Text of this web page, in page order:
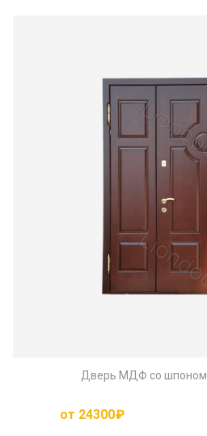
Дверь МДФ со шпоном
от 24300₽